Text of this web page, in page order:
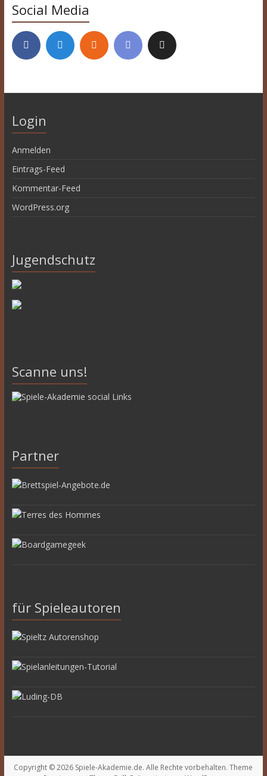
Social Media
Login
Anmelden
Eintrags-Feed
Kommentar-Feed
WordPress.org
Jugendschutz
Scanne uns!
Partner
für Spieleautoren
Copyright © 2026 Spiele-Akademie.de. Alle Rechte vorbehalten. Theme